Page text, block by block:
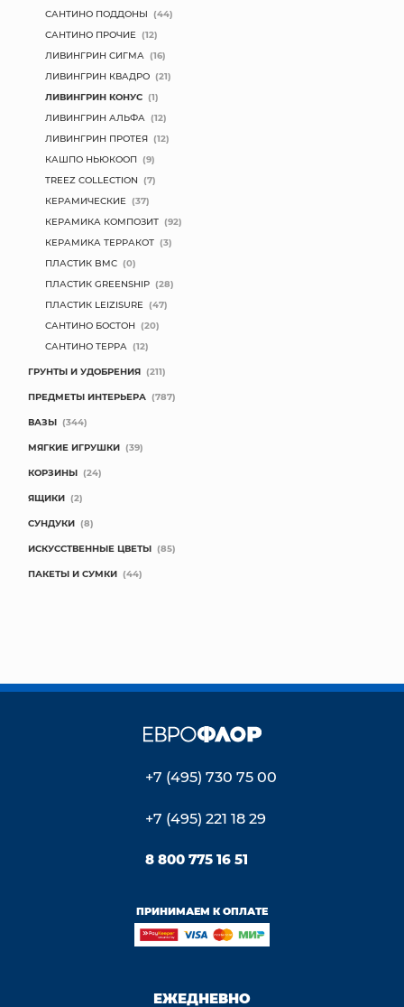
САНТИНО ПОДДОНЫ (44)
САНТИНО ПРОЧИЕ (12)
ЛИВИНГРИН СИГМА (16)
ЛИВИНГРИН КВАДРО (21)
ЛИВИНГРИН КОНУС (1)
ЛИВИНГРИН АЛЬФА (12)
ЛИВИНГРИН ПРОТЕЯ (12)
КАШПО НЬЮКООП (9)
TREEZ COLLECTION (7)
КЕРАМИЧЕСКИЕ (37)
КЕРАМИКА КОМПОЗИТ (92)
КЕРАМИКА ТЕРРАКОТ (3)
ПЛАСТИК BMC (0)
ПЛАСТИК GREENSHIP (28)
ПЛАСТИК LEIZISURE (47)
САНТИНО БОСТОН (20)
САНТИНО ТЕРРА (12)
ГРУНТЫ И УДОБРЕНИЯ (211)
ПРЕДМЕТЫ ИНТЕРЬЕРА (787)
ВАЗЫ (344)
МЯГКИЕ ИГРУШКИ (39)
КОРЗИНЫ (24)
ЯЩИКИ (2)
СУНДУКИ (8)
ИСКУССТВЕННЫЕ ЦВЕТЫ (85)
ПАКЕТЫ И СУМКИ (44)
+7 (495) 730 75 00
+7 (495) 221 18 29
8 800 775 16 51
ПРИНИМАЕМ К ОПЛАТЕ
ЕЖЕДНЕВНО